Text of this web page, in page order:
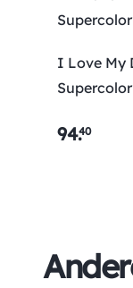
I Love My
94.40